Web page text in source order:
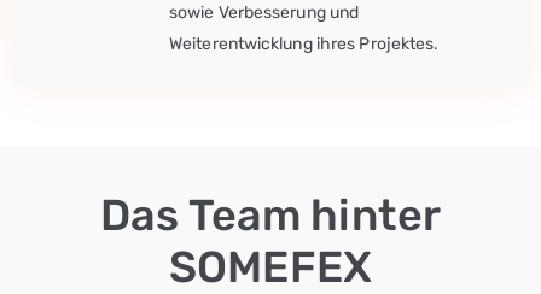
sowie Verbesserung und
Weiterentwicklung ihres Projektes.
Das Team hinter
SOMEFEX